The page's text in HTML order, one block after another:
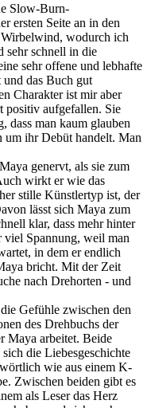
Slow-Burn-
ersten Seite an in den
wodurch ich
sehr schnell in die
sehr offene und lebhafte
das Buch gut
Charakter ist mir aber
positiv aufgefallen. Sie
dass man kaum glauben
um ihr Debüt handelt. Man
genervt, als sie zum
wirkt er wie das
stille Künstlertyp ist, der
lässt sich Maya zum
klar, dass mehr hinter
viel Spannung, weil man
in dem er endlich
bricht. Mit der Zeit
nach Drehorten - und
Gefühle zwischen den
des Drehbuchs der
Maya arbeitet. Beide
die Liebesgeschichte
wie aus einem K-
Zwischen beiden gibt es
als Leser das Herz